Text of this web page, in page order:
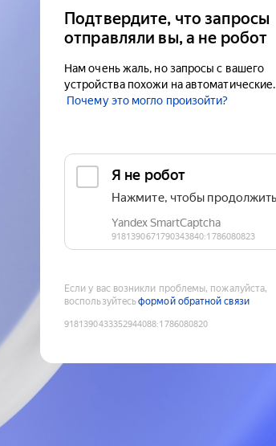
Подтвердите, что запросы
отправляли вы, а не робот
Нам очень жаль, но запросы с вашего
устройства похожи на автоматические.
Почему это могло произойти?
Если у вас возникли проблемы, пожалуйста,
воспользуйтесьформой обратной связи
9181390433352944088:1786080820